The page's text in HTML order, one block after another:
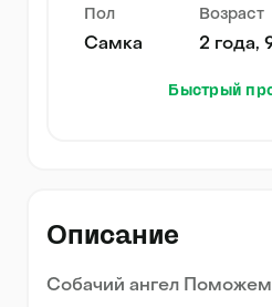
Пол
Самка
Возраст
2 года,
Быстрый
Описание
Собачий ангел Поможем